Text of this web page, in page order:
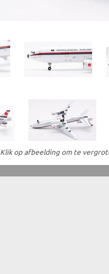
Klik op afbeelding om te